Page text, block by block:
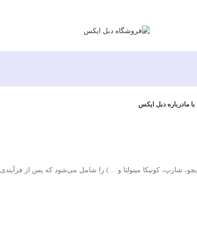
مادرباره دبل ایکس
شارپ، کونیکا مینولتا و …) را شامل می‌شود که پس از فرآیندی